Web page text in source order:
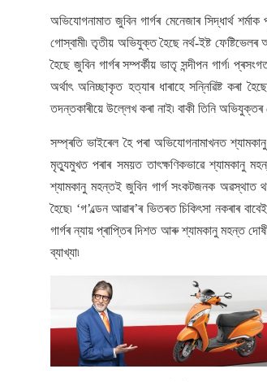
অভিযোগনামাত জুবিন গাৰ্গৰ মেনেজাৰ সিদ্ধাৰ্থ
গোস্বামী৷ তৃতীয় অভিযুক্ত হৈছে নৰ্থ-ইষ্ট
হৈছে জুবিন গাৰ্গৰ সম্পৰ্কীয় ভাতৃ সন্দীপন গাৰ্গ৷
অৰ্থাৎ অনিচ্ছাকৃত হত্যাৰ ধাৰাহে সন্নিৱিষ্ট কৰা
তদন্তকাৰীয়ে উল্লেখ কৰা নাই৷ বাকী তিনি
সম্প্ৰতি ভাইৰেল হৈ পৰা অভিযোগনামাখনত
মৃত্যুমুখত পৰাৰ সময়ত তাৎক্ষণিকভাৱে শ্যামকানু
শ্যামকানু মহন্তই জুবিন গাৰ্গ সংকটজনক অৱস্থাত
হৈছে৷ ‘গ’ল্ডেন আৱাৰ’ৰ ভিতৰত চিকিৎসা নকৰাৰ
গাৰ্গৰ ন্যায় প্ৰাপ্তিৰ দিশত আৰু শ্যামকানু মহন্ত
ব্যাখ্যা৷